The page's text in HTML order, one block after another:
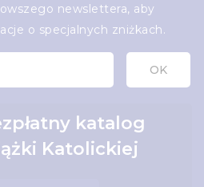
newslettera, aby
o specjalnych zniżkach.
katalog
Katolickiej